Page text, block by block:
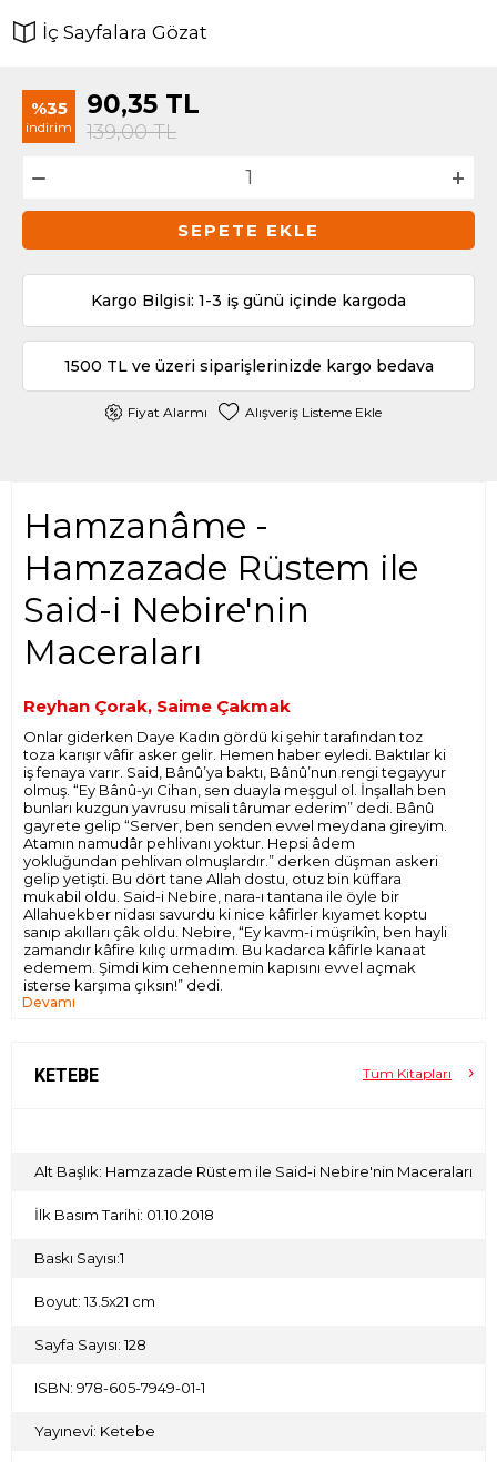
İç Sayfalara Gözat
%35
indirim
90,35 TL
139,00TL
SEPETE EKLE
Kargo Bilgisi: 1-3 iş günü içinde kargoda
1500 TL ve üzeri siparişlerinizde kargo bedava
Fiyat Alarmı Alışveriş Listeme Ekle
Hamzanâme -
Hamzazade Rüstem ile
Said-i Nebire'nin
Maceraları
Reyhan Çorak, Saime Çakmak
Onlar giderken Daye Kadın gördü ki şehir tarafından toz
toza karışır vâfir asker gelir. Hemen haber eyledi. Baktılar ki
iş fenaya varır. Said, Bânû’ya baktı, Bânû’nun rengi tegayyur
olmuş. “Ey Bânû-yı Cihan, sen duayla meşgul ol. İnşallah ben
bunları kuzgun yavrusu misali târumar ederim” dedi. Bânû
gayrete gelip “Server, ben senden evvel meydana gireyim.
Atamın namudâr pehlivanı yoktur. Hepsi âdem
yokluğundan pehlivan olmuşlardır.” derken düşman askeri
gelip yetişti. Bu dört tane Allah dostu, otuz bin küffara
mukabil oldu. Said-i Nebire, nara-ı tantana ile öyle bir
Allahuekber nidası savurdu ki nice kâfirler kıyamet koptu
sanıp akılları çâk oldu. Nebire, “Ey kavm-i müşrikîn, ben hayli
zamandır kâfire kılıç urmadım. Bu kadarca kâfirle kanaat
edemem. Şimdi kim cehennemin kapısını evvel açmak
isterse karşıma çıksın!” dedi.
Devamı
KETEBE Tüm Kitapları
Alt Başlık: Hamzazade Rüstem ile Said-i Nebire'nin Maceraları
İlk Basım Tarihi: 01.10.2018
Baskı Sayısı:1
Boyut: 13.5x21 cm
Sayfa Sayısı: 128
ISBN: 978-605-7949-01-1
Yayınevi: Ketebe